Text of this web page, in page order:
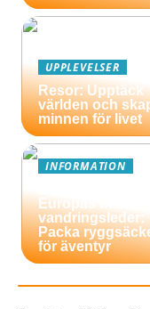
UPPLEVELSER
Resor: Upptäck
världen och
minnen för livet
INFORMATION
Europas bästa
vandringsleder:
Packa
för äventyr